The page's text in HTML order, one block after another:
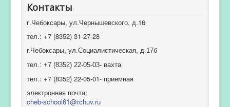
Контакты
г.Чебоксары, ул.Чернышевского, д.16
тел.: +7 (8352) 31-27-28
г.Чебоксары, ул.Социалистическая, д.17б
тел.: +7 (8352) 22-05-03- вахта
тел.: +7 (8352) 22-05-01- приемная
электронная почта:
cheb-school61@rchuv.ru